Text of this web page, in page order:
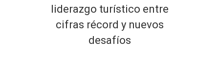
liderazgo turístico entre
cifras récord y nuevos
desafíos